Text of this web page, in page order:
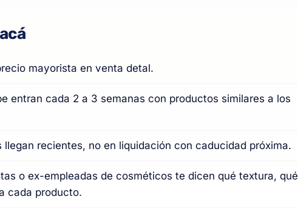
mayorista en venta detal.
entran cada 2 a 3 semanas con productos similares a los
recientes, no en liquidación con caducidad próxima.
o ex-empleadas de cosméticos te dicen qué textura, qué
cada producto.